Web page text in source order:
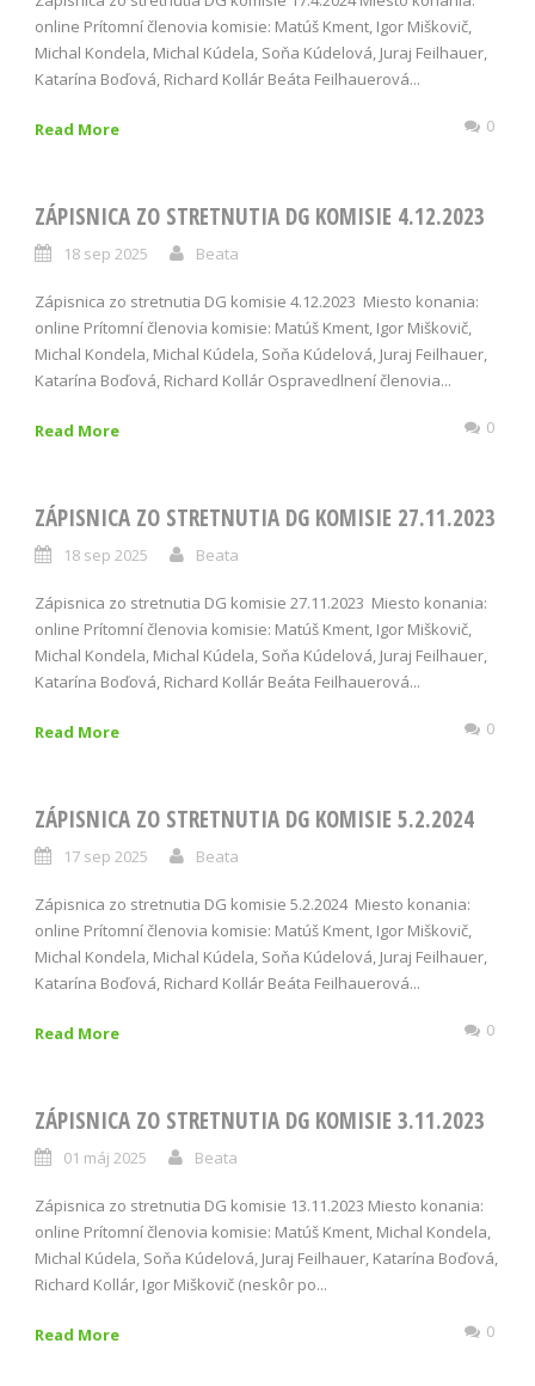
online Prítomní členovia komisie: Matúš Kment, Igor Miškovič,
Michal Kondela, Michal Kúdela, Soňa Kúdelová, Juraj Feilhauer,
Katarína Boďová, Richard Kollár Beáta Feilhauerová...
Read More 0
ZÁPISNICA ZO STRETNUTIA DG KOMISIE 4.12.2023
18 sep 2025 Beata
Zápisnica zo stretnutia DG komisie 4.12.2023 Miesto konania:
online Prítomní členovia komisie: Matúš Kment, Igor Miškovič,
Michal Kondela, Michal Kúdela, Soňa Kúdelová, Juraj Feilhauer,
Katarína Boďová, Richard Kollár Ospravedlnení členovia...
Read More 0
ZÁPISNICA ZO STRETNUTIA DG KOMISIE 27.11.2023
18 sep 2025 Beata
Zápisnica zo stretnutia DG komisie 27.11.2023 Miesto konania:
online Prítomní členovia komisie: Matúš Kment, Igor Miškovič,
Michal Kondela, Michal Kúdela, Soňa Kúdelová, Juraj Feilhauer,
Katarína Boďová, Richard Kollár Beáta Feilhauerová...
Read More 0
ZÁPISNICA ZO STRETNUTIA DG KOMISIE 5.2.2024
17 sep 2025 Beata
Zápisnica zo stretnutia DG komisie 5.2.2024 Miesto konania:
online Prítomní členovia komisie: Matúš Kment, Igor Miškovič,
Michal Kondela, Michal Kúdela, Soňa Kúdelová, Juraj Feilhauer,
Katarína Boďová, Richard Kollár Beáta Feilhauerová...
Read More 0
ZÁPISNICA ZO STRETNUTIA DG KOMISIE 3.11.2023
01 máj 2025 Beata
Zápisnica zo stretnutia DG komisie 13.11.2023 Miesto konania:
online Prítomní členovia komisie: Matúš Kment, Michal Kondela,
Michal Kúdela, Soňa Kúdelová, Juraj Feilhauer, Katarína Boďová,
Richard Kollár, Igor Miškovič (neskôr po...
Read More 0